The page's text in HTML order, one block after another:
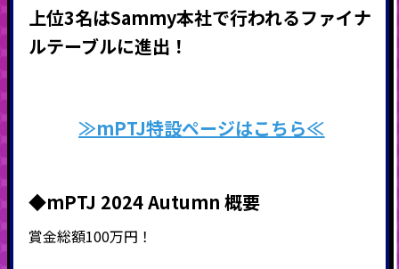
上位3名はSammy本社で行われるファイナ
ルテーブルに進出！
≫mPTJ特設ページはこちら≪
◆mPTJ 2024 Autumn 概要
賞金総額100万円！